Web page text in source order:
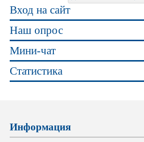
Вход на сайт
Наш опрос
Мини-чат
Статистика
Информация